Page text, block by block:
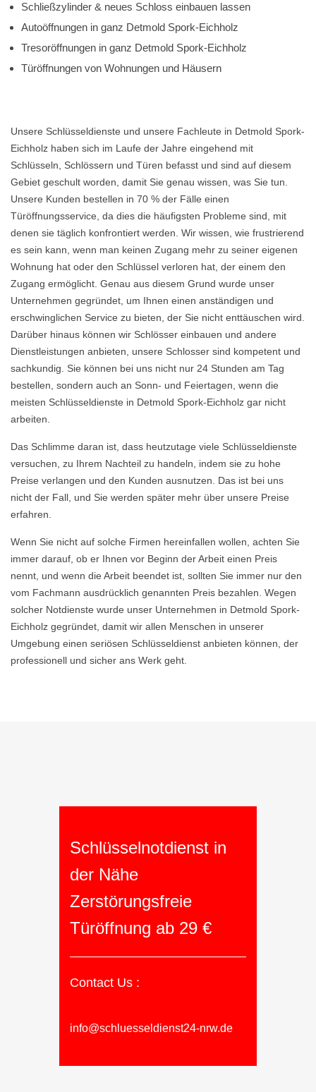
Schließzylinder & neues Schloss einbauen lassen
Autoöffnungen in ganz Detmold Spork-Eichholz
Tresoröffnungen in ganz Detmold Spork-Eichholz
Türöffnungen von Wohnungen und Häusern
Unsere Schlüsseldienste und unsere Fachleute in Detmold Spork-
Eichholz haben sich im Laufe der Jahre eingehend mit
Schlüsseln, Schlössern und Türen befasst und sind auf diesem
Gebiet geschult worden, damit Sie genau wissen, was Sie tun.
Unsere Kunden bestellen in 70 % der Fälle einen
Türöffnungsservice, da dies die häufigsten Probleme sind, mit
denen sie täglich konfrontiert werden. Wir wissen, wie frustrierend
es sein kann, wenn man keinen Zugang mehr zu seiner eigenen
Wohnung hat oder den Schlüssel verloren hat, der einem den
Zugang ermöglicht. Genau aus diesem Grund wurde unser
Unternehmen gegründet, um Ihnen einen anständigen und
erschwinglichen Service zu bieten, der Sie nicht enttäuschen wird.
Darüber hinaus können wir Schlösser einbauen und andere
Dienstleistungen anbieten, unsere Schlosser sind kompetent und
sachkundig. Sie können bei uns nicht nur 24 Stunden am Tag
bestellen, sondern auch an Sonn- und Feiertagen, wenn die
meisten Schlüsseldienste in Detmold Spork-Eichholz gar nicht
arbeiten.
Das Schlimme daran ist, dass heutzutage viele Schlüsseldienste
versuchen, zu Ihrem Nachteil zu handeln, indem sie zu hohe
Preise verlangen und den Kunden ausnutzen. Das ist bei uns
nicht der Fall, und Sie werden später mehr über unsere Preise
erfahren.
Wenn Sie nicht auf solche Firmen hereinfallen wollen, achten Sie
immer darauf, ob er Ihnen vor Beginn der Arbeit einen Preis
nennt, und wenn die Arbeit beendet ist, sollten Sie immer nur den
vom Fachmann ausdrücklich genannten Preis bezahlen. Wegen
solcher Notdienste wurde unser Unternehmen in Detmold Spork-
Eichholz gegründet, damit wir allen Menschen in unserer
Umgebung einen seriösen Schlüsseldienst anbieten können, der
professionell und sicher ans Werk geht.
Schlüsselnotdienst in
der Nähe
Zerstörungsfreie
Türöffnung ab 29 €
Contact Us :
info@schluesseldienst24-nrw.de